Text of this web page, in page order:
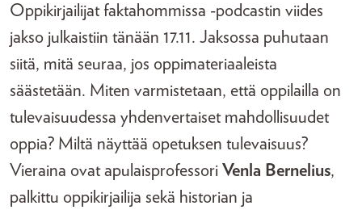
Oppikirjailijat faktahommissa -podcastin viides
jakso julkaistiin tänään 17.11. Jaksossa puhutaan
siitä, mitä seuraa, jos oppimateriaaleista
säästetään. Miten varmistetaan, että oppilailla on
tulevaisuudessa yhdenvertaiset mahdollisuudet
oppia? Miltä näyttää opetuksen tulevaisuus?
Vieraina ovat apulaisprofessori Venla Bernelius,
palkittu oppikirjailija sekä historian ja